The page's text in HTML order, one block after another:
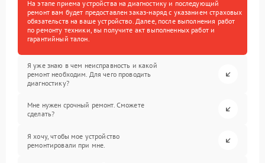
На этапе приема устройства на диагностику и последующий
ремонт вам будет предоставлен заказ-наряд с указанием страховых
обязательств на ваше устройство. Далее, после выполнения работ
по ремонту техники, вы получите акт выполненных работ и
гарантийный талон.
Я уже знаю в чем неисправность и какой
ремонт необходим. Для чего проводить
диагностику?
Мне нужен срочный ремонт. Сможете
сделать?
Я хочу, чтобы мое устройство
ремонтировали при мне.